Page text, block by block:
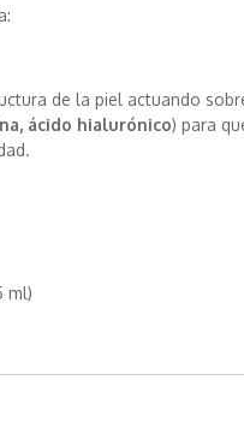
de la piel actuando
ácido hialurónico) para
ml)